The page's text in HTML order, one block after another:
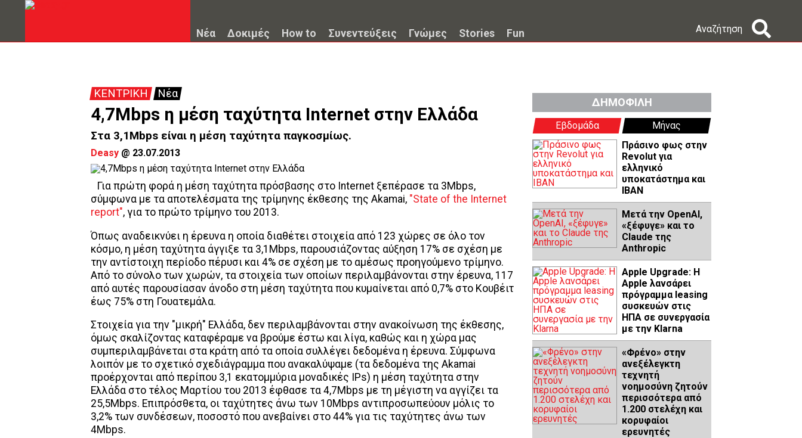
Νέα Δοκιμές How to Συνεντεύξεις Γνώμες Stories Fun Αναζήτηση
ΚΕΝΤΡΙΚΗ Νέα
4,7Mbps η μέση ταχύτητα Internet στην Ελλάδα
Στα 3,1Mbps είναι η μέση ταχύτητα παγκοσμίως.
Deasy @ 23.07.2013
Για πρώτη φορά η μέση ταχύτητα πρόσβασης στο Internet ξεπέρασε τα 3Mbps,
σύμφωνα με τα αποτελέσματα της τρίμηνης έκθεσης της Akamai, "State of the Internet
report", για το πρώτο τρίμηνο του 2013.
Όπως αναδεικνύει η έρευνα η οποία διαθέτει στοιχεία από 123 χώρες σε όλο τον
κόσμο, η μέση ταχύτητα άγγιξε τα 3,1Mbps, παρουσιάζοντας αύξηση 17% σε σχέση με
την αντίστοιχη περίοδο πέρυσι και 4% σε σχέση με το αμέσως προηγούμενο τρίμηνο.
Από το σύνολο των χωρών, τα στοιχεία των οποίων περιλαμβάνονται στην έρευνα, 117
από αυτές παρουσίασαν άνοδο στη μέση ταχύτητα που κυμαίνεται από 0,7% στο Κουβέιτ
έως 75% στη Γουατεμάλα.
Στοιχεία για την "μικρή" Ελλάδα, δεν περιλαμβάνονται στην ανακοίνωση της έκθεσης,
όμως σκαλίζοντας καταφέραμε να βρούμε έστω και λίγα, καθώς και η χώρα μας
συμπεριλαμβάνεται στα κράτη από τα οποία συλλέγει δεδομένα η έρευνα. Σύμφωνα
λοιπόν με το σχετικό σχεδιάγραμμα που ανακαλύψαμε (τα δεδομένα της Akamai
προέρχονται από περίπου 3,1 εκατομμύρια μοναδικές IPs) η μέση ταχύτητα στην
Ελλάδα στο τέλος Μαρτίου του 2013 έφθασε τα 4,7Mbps με τη μέγιστη να αγγίζει τα
25,5Mbps. Επιπρόσθετα, οι ταχύτητες άνω των 10Mbps αντιπροσωπεύουν μόλις το
3,2% των συνδέσεων, ποσοστό που ανεβαίνει στο 44% για τις ταχύτητες άνω των
4Mbps.
ΔΗΜΟΦΙΛΗ
Εβδομάδα
Μήνας
Πράσινο φως στην
Revolut για
ελληνικό
υποκατάστημα και
IBAN
Μετά την OpenAI,
«ξέφυγε» και το
Claude της
Anthropic
Apple Upgrade: Η
Apple λανσάρει
πρόγραμμα leasing
συσκευών στις
ΗΠΑ σε συνεργασία
με την Klarna
«Φρένο» στην
ανεξέλεγκτη
τεχνητή
νοημοσύνη ζητούν
περισσότερα από
1.200 στελέχη και
κορυφαίοι
ερευνητές